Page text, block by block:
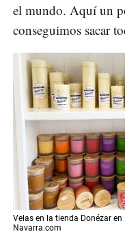
el mundo. Aquí un
conseguimos sacar
Velas en la tienda Donézar
Navarra.com